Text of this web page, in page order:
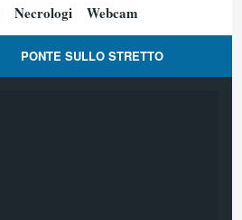
Necrologi Webcam
PONTE SULLO STRETTO